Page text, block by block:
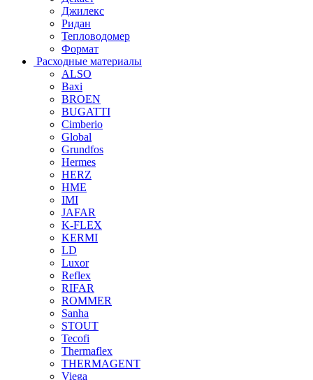
Джилекс
Ридан
Тепловодомер
Формат
Расходные материалы
ALSO
Baxi
BROEN
BUGATTI
Cimberio
Global
Grundfos
Hermes
HERZ
HME
IMI
JAFAR
K-FLEX
KERMI
LD
Luxor
Reflex
RIFAR
ROMMER
Sanha
STOUT
Tecofi
Thermaflex
THERMAGENT
Viega